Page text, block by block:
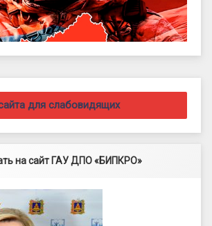
для слабовидящих
на сайт ГАУ ДПО «БИПКРО»